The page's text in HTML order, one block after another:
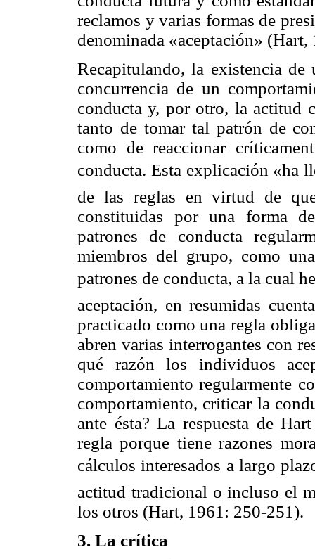
reclamos y varias formas de
denominada «aceptación» (Hart,
Recapitulando, la existencia
concurrencia de un
conducta y, por otro, la actitud
tanto de tomar tal patrón de
como de reaccionar
conducta. Esta explicación «ha
de las reglas en virtud de
constituidas por una forma
patrones de conducta
miembros del grupo, como
patrones de conducta, a la cual
aceptación, en resumidas
practicado como una regla
abren varias interrogantes con
qué razón los individuos
comportamiento regularmente
comportamiento, criticar la
ante ésta? La respuesta de
regla porque tiene razones
cálculos interesados a largo
actitud tradicional o incluso el
los otros (Hart, 1961: 250-251).
3. La crítica